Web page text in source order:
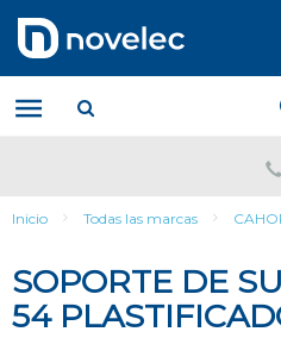
contenido
menú
de
navegación
Inicio Todas las marcas
SOPORTE DE
54